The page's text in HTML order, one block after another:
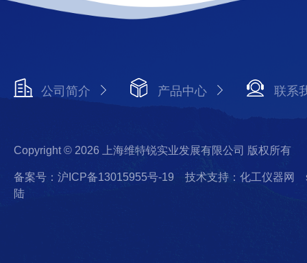
公司简介 产品中心 联系
Copyright © 2026 上海维特锐实业发展有限公司 版权所有
备案号：沪ICP备13015955号-19 技术支持：化工仪器网
陆